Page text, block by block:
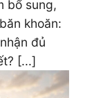
bổ sung,
khoăn:
đủ
[...]